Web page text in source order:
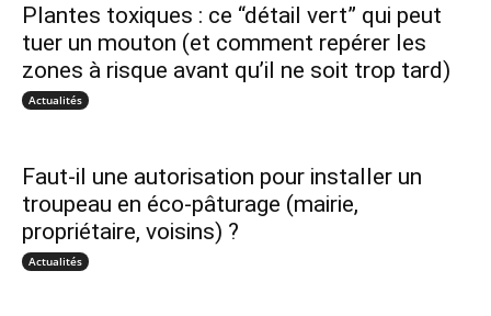
Plantes toxiques : ce “détail vert” qui peut
tuer un mouton (et comment repérer les
zones à risque avant qu’il ne soit trop tard)
Actualités
Faut-il une autorisation pour installer un
troupeau en éco-pâturage (mairie,
propriétaire, voisins) ?
Actualités